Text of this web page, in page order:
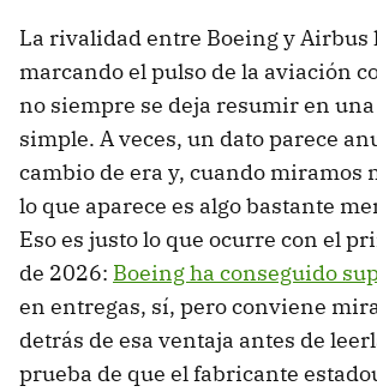
La rivalidad entre Boeing y Airbus
marcando el pulso de la aviación
no siempre se deja resumir en
simple. A veces, un dato parece
cambio de era y, cuando miramos
lo que aparece es algo bastante
Eso es justo lo que ocurre con el
de 2026: Boeing ha conseguido
en entregas, sí, pero conviene
detrás de esa ventaja antes de
prueba de que el fabricante